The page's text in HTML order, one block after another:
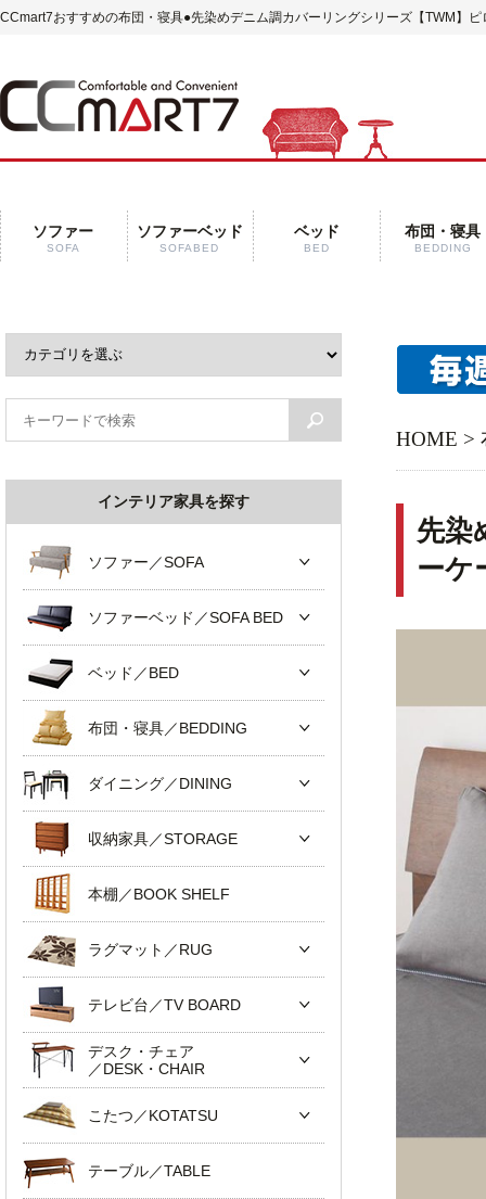
CCmart7おすすめの布団・寝具●先染めデニム調カバーリングシリーズ【TWM】
ソファー
SOFA
ソファーベッド
SOFABED
ベッド
BED
布団・寝具
BEDDING
HOME >
先染
ーケ
インテリア家具を探す
ソファー／SOFA
ソファーベッド／SOFA BED
ベッド／BED
布団・寝具／BEDDING
ダイニング／DINING
収納家具／STORAGE
本棚／BOOK SHELF
ラグマット／RUG
テレビ台／TV BOARD
デスク・チェア
／DESK・CHAIR
こたつ／KOTATSU
テーブル／TABLE